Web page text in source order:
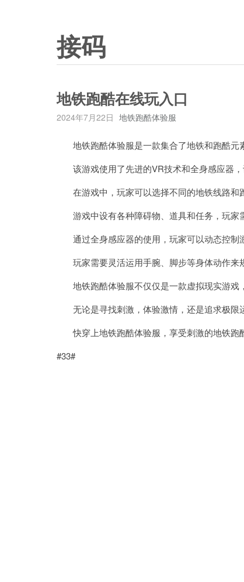
接码
地铁跑酷在线玩入口
2024年7月22日 地铁跑酷体验服
地铁跑酷体验服是一款集合了地铁和跑酷元
该游戏使用了先进的VR技术和全身感应器，
在游戏中，玩家可以选择不同的地铁线路和
游戏中设有各种障碍物、道具和任务，玩家
通过全身感应器的使用，玩家可以动态控制
玩家需要灵活运用手腕、脚步等身体动作来
地铁跑酷体验服不仅仅是一款虚拟现实游戏
无论是寻找刺激，体验激情，还是追求极限
快穿上地铁跑酷体验服，享受刺激的地铁跑
#33#